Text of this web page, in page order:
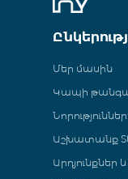
Մեր մասին
Կապի
Նորություններ
Աշխատանք
Արդյունքներ